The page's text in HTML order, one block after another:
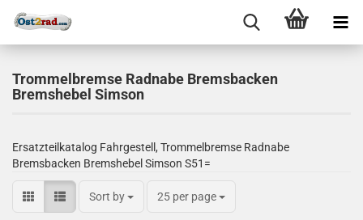
Trommelbremse Radnabe Bremsbacken
Bremshebel Simson
Ersatzteilkatalog Fahrgestell, Trommelbremse Radnabe
Bremsbacken Bremshebel Simson S51=
Sort by 25 per page